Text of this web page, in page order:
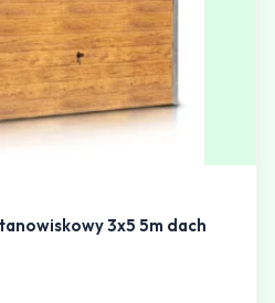
3x5 5m dach